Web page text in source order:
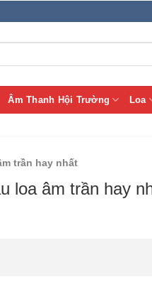
Âm Thanh Hội Trường Loa
trần hay nhất
loa âm trần hay